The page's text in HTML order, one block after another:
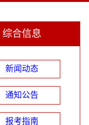
综合信息
新闻动态
通知公告
报考指南